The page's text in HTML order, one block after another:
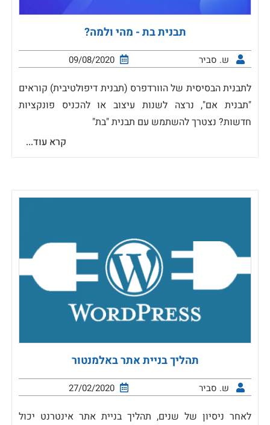
תבנית בת - מהי ולמה?
ש. סביר 09/08/2020
לתבנית הבסיסית של הוורדפרס (תבנית דיפולטיבית) קוראים
"תבנית אם", נרצה לשנות עיצוב או להכניס פונקציות
חדשות? נצטרך להשתמש עם תבנית "בת"
קרא עוד...
תהליך בניית אתר באלמנטור
ש. סביר 27/02/2020
לאחר ניסיון של שנים, תהליך בניית אתר אינטרנט יכול